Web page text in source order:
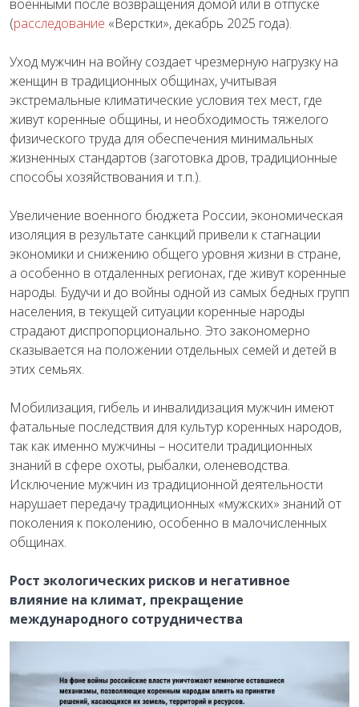
военными после возвращения домой или в отпуске
(расследование «Верстки», декабрь 2025 года).
Уход мужчин на войну создает чрезмерную нагрузку на
женщин в традиционных общинах, учитывая
экстремальные климатические условия тех мест, где
живут коренные общины, и необходимость тяжелого
физического труда для обеспечения минимальных
жизненных стандартов (заготовка дров, традиционные
способы хозяйствования и т.п.).
Увеличение военного бюджета России, экономическая
изоляция в результате санкций привели к стагнации
экономики и снижению общего уровня жизни в стране,
а особенно в отдаленных регионах, где живут коренные
народы. Будучи и до войны одной из самых бедных групп
населения, в текущей ситуации коренные народы
страдают диспропорционально. Это закономерно
сказывается на положении отдельных семей и детей в
этих семьях.
Мобилизация, гибель и инвалидизация мужчин имеют
фатальные последствия для культур коренных народов,
так как именно мужчины – носители традиционных
знаний в сфере охоты, рыбалки, оленеводства.
Исключение мужчин из традиционной деятельности
нарушает передачу традиционных «мужских» знаний от
поколения к поколению, особенно в малочисленных
общинах.
Рост экологических рисков и негативное
влияние на климат, прекращение
международного сотрудничества